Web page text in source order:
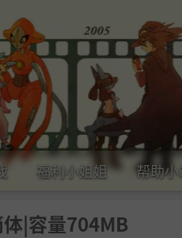
福利小姐姐 帮助
|容量704MB